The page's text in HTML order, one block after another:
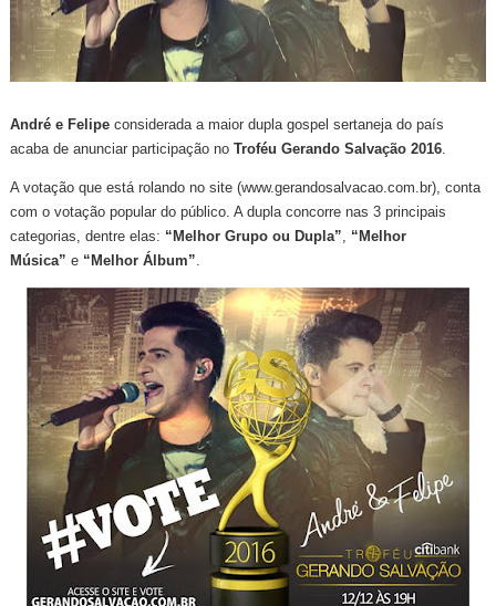
André e Felipeconsiderada a maior dupla gospel sertaneja do país
acaba de anunciar participação no Troféu Gerando Salvação 2016.
A votação que está rolando no site (www.gerandosalvacao.com.br), conta
com o votação popular do público. A dupla concorre nas 3 principais
categorias, dentre elas: “Melhor Grupo ou Dupla”, “Melhor
Música” e “Melhor Álbum”.